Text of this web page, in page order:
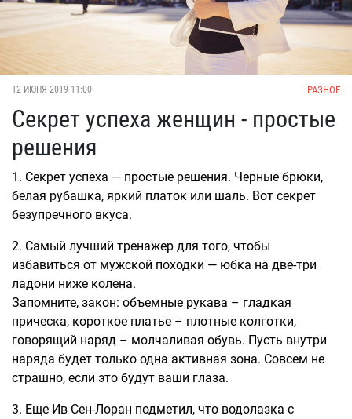
12 ИЮНЯ 2019 11:00 РАЗНОЕ
Секрет успеха женщин - простые
решения
1. Секрет успеха — простые решения. Черные брюки,
белая рубашка, яркий платок или шаль. Вот секрет
безупречного вкуса.
2. Самый лучший тренажер для того, чтобы
избавиться от мужской походки — юбка на две-три
ладони ниже колена.
Запомните, закон: объемные рукава – гладкая
прическа, короткое платье – плотные колготки,
говорящий наряд – молчаливая обувь. Пусть внутри
наряда будет только одна активная зона. Совсем не
страшно, если это будут ваши глаза.
3. Еще Ив Сен-Лоран подметил, что водолазка с